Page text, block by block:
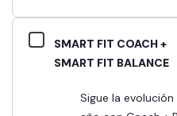
SMART FIT COACH +
SMART FIT BALANCE
Sigue la evolución de tu cuerpo a lo largo del